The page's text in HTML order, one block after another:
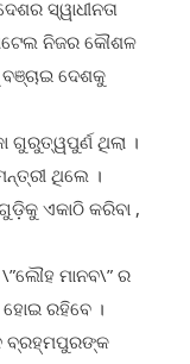
ସ୍ୱାଧୀନତା
ନିଜର କୌଶଳ
ଦେଶକୁ
ଗୁରୁତ୍ୱପୁର୍ଣ ଥିଲା ।
ଥିଲେ ।
ଏକାଠି କରିବା ,
ମାନବ\” ର
ହୋଇ ରହିବେ ।